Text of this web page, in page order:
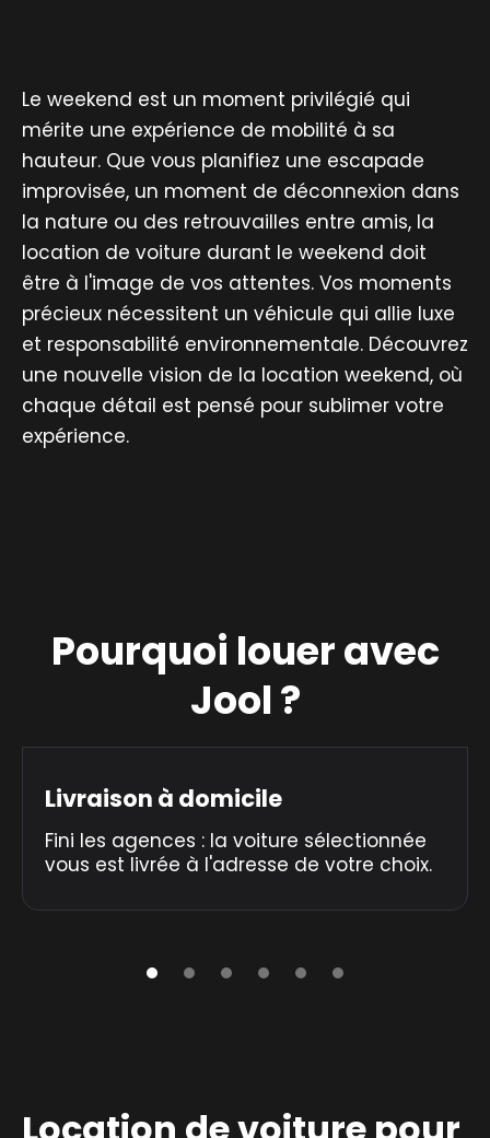
Le weekend est un moment privilégié qui
mérite une expérience de mobilité à sa
hauteur. Que vous planifiez une escapade
improvisée, un moment de déconnexion dans
la nature ou des retrouvailles entre amis, la
location de voiture durant le weekend doit
être à l'image de vos attentes. Vos moments
précieux nécessitent un véhicule qui allie luxe
et responsabilité environnementale. Découvrez
une nouvelle vision de la location weekend, où
chaque détail est pensé pour sublimer votre
expérience.
Pourquoi louer avec
Jool ?
Livraison à domicile
Fini les agences : la voiture sélectionnée
vous est livrée à l'adresse de votre choix.